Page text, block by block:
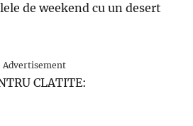
de weekend cu un desert
Advertisement
CLATITE: